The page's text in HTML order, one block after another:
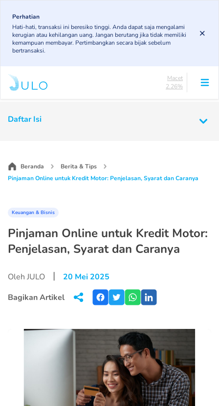
main
content
Perhatian
Hati-hati, transaksi ini beresiko tinggi. Anda dapat saja mengalami
kerugian atau kehilangan uang. Jangan berutang jika tidak memiliki
kemampuan membayar. Pertimbangkan secara bijak sebelum
bertransaksi.
Main
3.78%
KL
5.37%
Macet
2.26%
Macet
Daftar Isi
Beranda
Berita & Tips
Pinjaman Online untuk Kredit Motor: Penjelasan, Syarat dan Caranya
Keuangan & Bisnis
Pinjaman Online untuk Kredit Motor:
Penjelasan, Syarat dan Caranya
Oleh JULO |
20 Mei 2025
Bagikan Artikel